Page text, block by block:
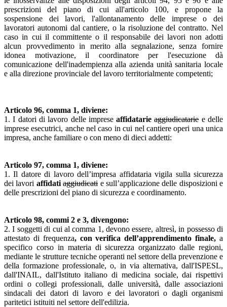
prescrizioni del piano di cui all'articolo 100, e propone la
sospensione dei lavori, l'allontanamento delle imprese o dei
lavoratori autonomi dal cantiere, o la risoluzione del contratto. Nel
caso in cui il committente o il responsabile dei lavori non adotti
alcun provvedimento in merito alla segnalazione, senza fornire
idonea motivazione, il coordinatore per l'esecuzione dà
comunicazione dell'inadempienza alla azienda unità sanitaria locale
e alla direzione provinciale del lavoro territorialmente competenti;
Articolo 96, comma 1, diviene:
1. I datori di lavoro delle impreseaffidatarie aggiudicatariee delle
imprese esecutrici, anche nel caso in cui nel cantiere operi una unica
impresa, anche familiare o con meno di dieci addetti:
Articolo 97, comma 1, diviene:
1. Il datore di lavoro dell’impresa affidataria vigila sulla sicurezza
dei lavori affidati aggiudicatie sull’applicazione delle disposizioni e
delle prescrizioni del piano di sicurezza e coordinamento.
Articolo 98, commi 2 e 3, divengono:
2. I soggetti di cui al comma 1, devono essere, altresì, in possesso di
attestato di frequenza, con verifica dell’apprendimento finale, a
specifico corso in materia di sicurezza organizzato dalle regioni,
mediante le strutture tecniche operanti nel settore della prevenzione e
della formazione professionale, o, in via alternativa, dall'ISPESL,
dall'INAIL, dall'Istituto italiano di medicina sociale, dai rispettivi
ordini o collegi professionali, dalle università, dalle associazioni
sindacali dei datori di lavoro e dei lavoratori o dagli organismi
paritetici istituiti nel settore dell'edilizia.